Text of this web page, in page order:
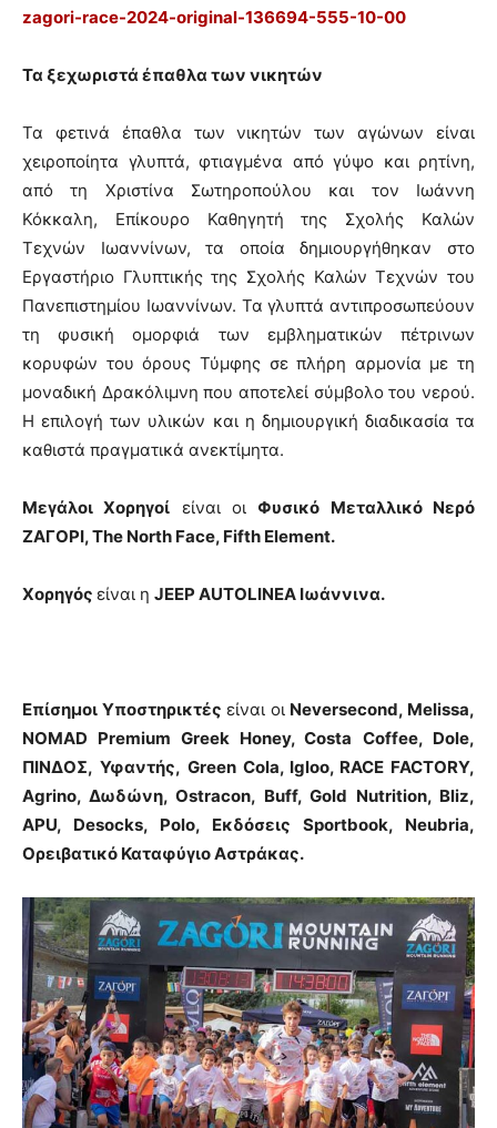
zagori-race-2024-original-136694-555-10-00
Τα ξεχωριστά έπαθλα των νικητών
Τα φετινά έπαθλα των νικητών των αγώνων είναι
χειροποίητα γλυπτά, φτιαγμένα από γύψο και ρητίνη,
από τη Χριστίνα Σωτηροπούλου και τον Ιωάννη
Κόκκαλη, Επίκουρο Καθηγητή της Σχολής Καλών
Τεχνών Ιωαννίνων, τα οποία δημιουργήθηκαν στο
Εργαστήριο Γλυπτικής της Σχολής Καλών Τεχνών του
Πανεπιστημίου Ιωαννίνων. Τα γλυπτά αντιπροσωπεύουν
τη φυσική ομορφιά των εμβληματικών πέτρινων
κορυφών του όρους Τύμφης σε πλήρη αρμονία με τη
μοναδική Δρακόλιμνη που αποτελεί σύμβολο του νερού.
Η επιλογή των υλικών και η δημιουργική διαδικασία τα
καθιστά πραγματικά ανεκτίμητα.
Μεγάλοι Χορηγοί είναι οι Φυσικό Μεταλλικό Νερό
ΖΑΓΟΡΙ,The North Face, Fifth Element.
Χορηγός είναι η JEEP AUTOLINEA Ιωάννινα.
Επίσημοι Υποστηρικτές είναι οι Neversecond, Melissa,
NOMAD Premium Greek Honey,Costa Coffee, Dole,
ΠΙΝΔΟΣ, Υφαντής, Green Cola, Igloo, RACE FACTORY,
Agrino, Δωδώνη,Ostracon, Buff, Gold Nutrition, Bliz,
APU, Desocks, Polo, Εκδόσεις Sportbook, Neubria,
Ορειβατικό Καταφύγιο Αστράκας.